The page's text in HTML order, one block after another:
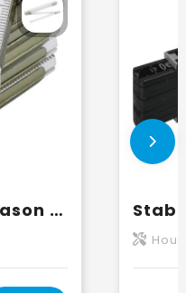
Stabila duimstok Jason | 600-serie | 2 m
Hout